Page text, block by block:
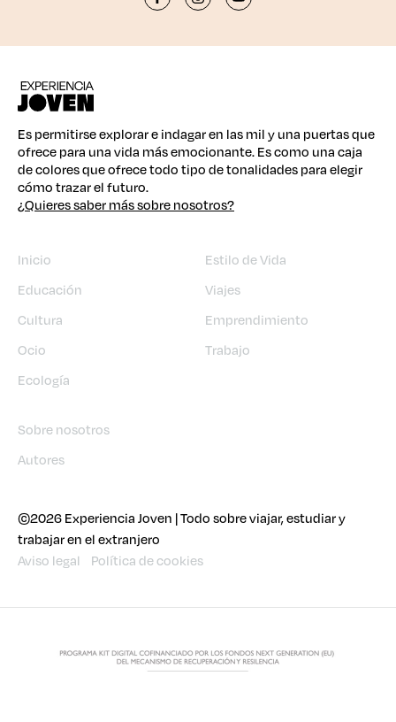
Es permitirse explorar e indagar en las mil y una puertas que
ofrece para una vida más emocionante. Es como una caja
de colores que ofrece todo tipo de tonalidades para elegir
cómo trazar el futuro.
¿Quieres saber más sobre nosotros?
Inicio
Educación
Cultura
Ocio
Ecología
Estilo de Vida
Viajes
Emprendimiento
Trabajo
Sobre nosotros
Autores
©2026 Experiencia Joven | Todo sobre viajar, estudiar y
trabajar en el extranjero
Aviso legal
Política de cookies